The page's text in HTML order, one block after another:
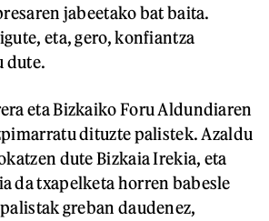
jabeetako bat baita.
eta, gero, konfiantza
dute.
eta Bizkaiko Foru Aldundiaren
dituzte palistek. Azaldu
dute Bizkaia Irekia, eta
da txapelketa horren babesle
greban daudenez,